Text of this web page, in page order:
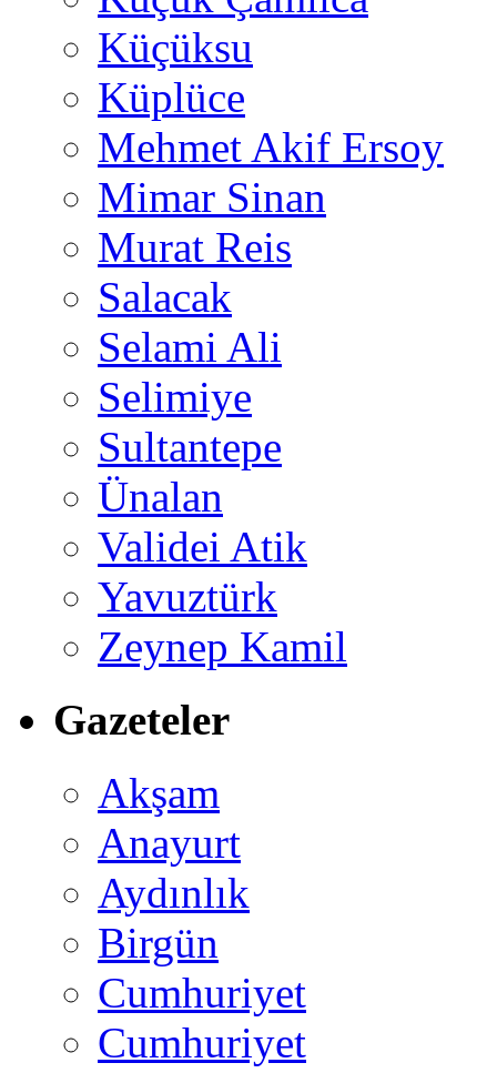
Küçüksu
Küplüce
Mehmet Akif Ersoy
Mimar Sinan
Murat Reis
Salacak
Selami Ali
Selimiye
Sultantepe
Ünalan
Validei Atik
Yavuztürk
Zeynep Kamil
Gazeteler
Akşam
Anayurt
Aydınlık
Birgün
Cumhuriyet
Cumhuriyet